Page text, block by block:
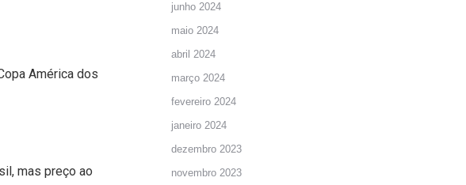
América dos
mas preço ao
junho 2024
maio 2024
abril 2024
março 2024
fevereiro 2024
janeiro 2024
dezembro 2023
novembro 2023